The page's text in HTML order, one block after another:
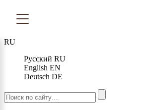
RU
Русский RU
English EN
Deutsch DE